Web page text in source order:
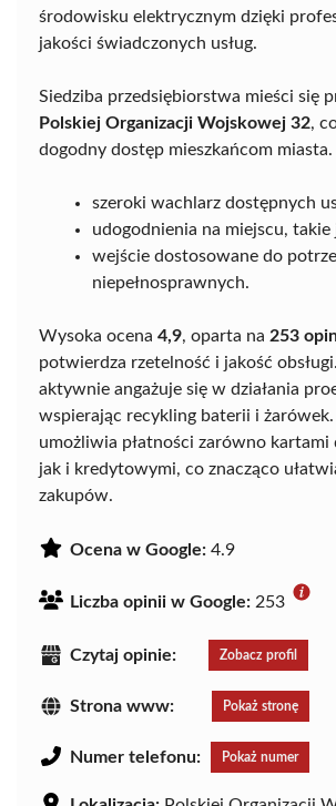
środowisku elektrycznym dzięki
jakości świadczonych usług.
Siedziba przedsiębiorstwa mieści się
Polskiej Organizacji Wojskowej 32,
dogodny dostęp mieszkańcom
szeroki wachlarz dostępnych
udogodnienia na miejscu, takie
wejście dostosowane do
niepełnosprawnych.
Wysoka ocena 4,9, oparta na 253
potwierdza rzetelność i jakość
aktywnie angażuje się w działania
wspierając recykling baterii i
umożliwia płatności zarówno kartami
jak i kredytowymi, co znacząco
zakupów.
Ocena w Google: 4.9
Liczba opinii w Google: 253
Czytaj opinie: Zobacz profil
Strona www: Pokaż stronę
Numer telefonu: Pokaż numer